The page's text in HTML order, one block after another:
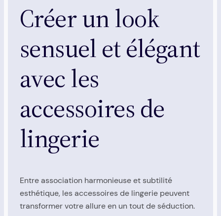
Créer un look
sensuel et élégant
avec les
accessoires de
lingerie
Entre association harmonieuse et subtilité
esthétique, les accessoires de lingerie peuvent
transformer votre allure en un tout de séduction.